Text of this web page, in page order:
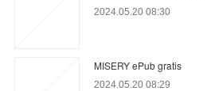
2024.05.20 08:30
MISERY ePub gratis
2024.05.20 08:29